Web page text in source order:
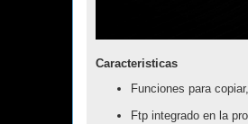
Caracteristicas
Funciones para
Ftp integrado en la